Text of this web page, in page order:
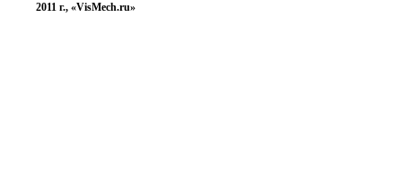
2011 г., «VisMech.ru»